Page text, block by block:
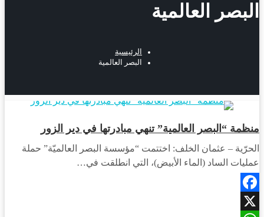
البصر العالمية
الرئيسية
البصر العالمية
أخبار المحافظات
منظمة “البصر العالمية” تنهي مبادرتها في دير الزور
الحرّية – عثمان الخلف: اختتمت “مؤسسة البصر العالميّة” حملة
عمليات الساد (الماء الأبيض)، التي انطلقت في…
Facebook